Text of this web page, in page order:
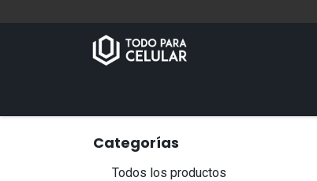
Categorías
Todos los productos